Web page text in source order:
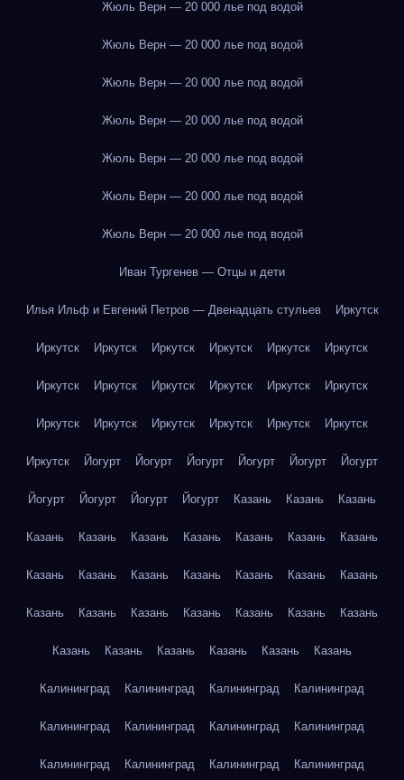
Жюль Верн — 20 000 лье под водой
Жюль Верн — 20 000 лье под водой
Жюль Верн — 20 000 лье под водой
Жюль Верн — 20 000 лье под водой
Жюль Верн — 20 000 лье под водой
Жюль Верн — 20 000 лье под водой
Жюль Верн — 20 000 лье под водой
Иван Тургенев — Отцы и дети
Илья Ильф и Евгений Петров — Двенадцать стульев Иркутск
Иркутск Иркутск Иркутск Иркутск Иркутск Иркутск
Иркутск Иркутск Иркутск Иркутск Иркутск Иркутск
Иркутск Иркутск Иркутск Иркутск Иркутск Иркутск
Иркутск Йогурт Йогурт Йогурт Йогурт Йогурт Йогурт
Йогурт Йогурт Йогурт Йогурт Казань Казань Казань
Казань Казань Казань Казань Казань Казань Казань
Казань Казань Казань Казань Казань Казань Казань
Казань Казань Казань Казань Казань Казань Казань
Казань Казань Казань Казань Казань Казань
Калининград Калининград Калининград Калининград
Калининград Калининград Калининград Калининград
Калининград Калининград Калининград Калининград